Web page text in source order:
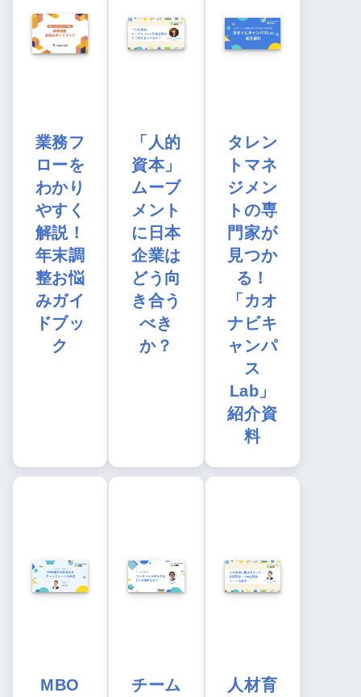
業務フ
ローを
わかり
やすく
解説！
年末調
整お悩
みガイ
ドブッ
ク
「人的
資本」
ムーブ
メント
に日本
企業は
どう向
き合う
べき
か？
タレン
トマネ
ジメン
トの専
門家が
見つか
る！
「カオ
ナビキ
ャンパ
ス
Lab」
紹介資
料
MBO
チーム
人材育